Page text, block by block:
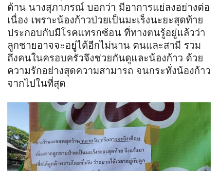
ด้าน นางสุภาภรณ์ บอกว่า มีอาการแย่ลงอย่างต่อ
เนื่อง เพราะน้องก้าวป่วยเป็นมะเร็งนะยะสุดท้าย
ประกอบกับมีโรคแทรกซ้อน ที่ทางตนรู้อยู่แล้วว่า
ลูกชายอาจจะอยู่ได้อีกไม่นาน ตนและสามี รวม
ถึงคนในครอบครัวจึงช่วยกันดูและน้องก้าว ด้วย
ความรักอย่างสุดความสามารถ จนกระทั่งน้องก้าว
จากไปในที่สุด